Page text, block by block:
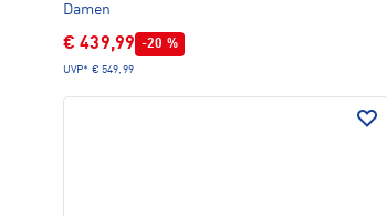
Damen
€ 439,99 -20 %
UVP* € 549,99